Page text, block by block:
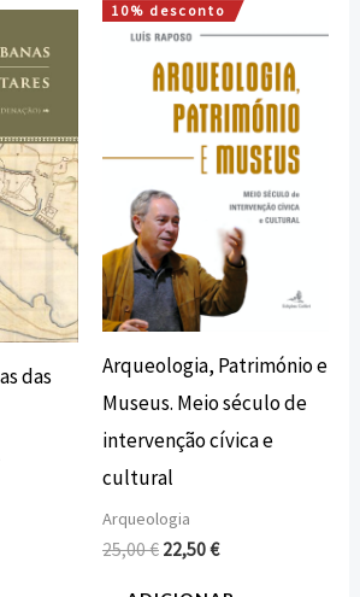
das
€.
10% desconto
Arqueologia, Património e
Museus. Meio século de
intervenção cívica e
cultural
Arqueologia
25,00€
O
preço
original
era:
25,00 €.
22,50€
O
preço
atual
é:
22,50 €.